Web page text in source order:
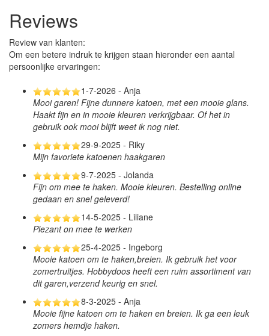
Reviews
Review van klanten:
Om een betere indruk te krijgen staan hieronder een aantal
persoonlijke ervaringen:
1-7-2026 - Anja
Mooi garen! Fijne dunnere katoen, met een mooie glans.
Haakt fijn en in mooie kleuren verkrijgbaar. Of het in
gebruik ook mooi blijft weet ik nog niet.
29-9-2025 - Riky
Mijn favoriete katoenen haakgaren
9-7-2025 - Jolanda
Fijn om mee te haken. Mooie kleuren. Bestelling online
gedaan en snel geleverd!
14-5-2025 - Liliane
Plezant on mee te werken
25-4-2025 - Ingeborg
Mooie katoen om te haken,breien. Ik gebruik het voor
zomertruitjes. Hobbydoos heeft een ruim assortiment van
dit garen,verzend keurig en snel.
8-3-2025 - Anja
Mooie fijne katoen om te haken en breien. Ik ga een leuk
zomers hemdje haken.